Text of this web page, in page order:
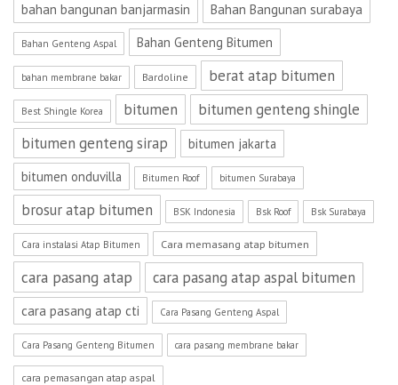
bahan bangunan banjarmasin Bahan Bangunan surabaya
Bahan Genteng Aspal Bahan Genteng Bitumen
bahan membrane bakar Bardoline berat atap bitumen
Best Shingle Korea bitumen
bitumen genteng shingle
bitumen genteng sirap
bitumen jakarta
bitumen onduvilla
Bitumen Roof bitumen Surabaya
brosur atap bitumen BSK Indonesia Bsk Roof Bsk Surabaya
Cara instalasi Atap Bitumen Cara memasang atap bitumen
cara pasang atap cara pasang atap aspal bitumen
cara pasang atap cti Cara Pasang Genteng Aspal
Cara Pasang Genteng Bitumen cara pasang membrane bakar
cara pemasangan atap aspal